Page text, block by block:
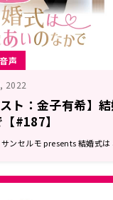
声
2022
スト：金子有希】
#187】
サンセルモ presents 結婚式は